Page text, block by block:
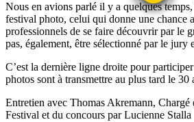
Nous en avions parlé il y a quelques
festival photo, celui qui donne une chance
professionnels de se faire découvrir par le
pas, également, être sélectionné par le jury
C’est la dernière ligne droite pour
photos sont à transmettre au plus tard le
Entretien avec Thomas Akremann, Chargé
Festival et du concours par Lucienne Stalla